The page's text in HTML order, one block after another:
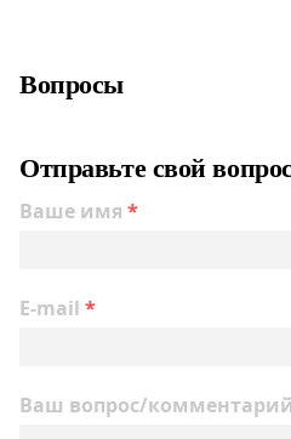
Вопросы
Отправьте свой
Ваше имя *
E-mail *
Ваш вопрос/комментарий